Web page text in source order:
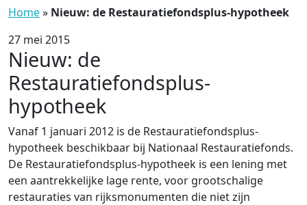
Home» Nieuw: de Restauratiefondsplus-hypotheek
27 mei 2015
Nieuw: de
Restauratiefondsplus-
hypotheek
Vanaf 1 januari 2012 is de Restauratiefondsplus-
hypotheek beschikbaar bij Nationaal Restauratiefonds.
De Restauratiefondsplus-hypotheek is een lening met
een aantrekkelijke lage rente, voor grootschalige
restauraties van rijksmonumenten die niet zijn